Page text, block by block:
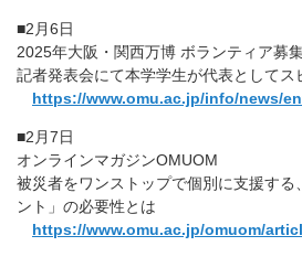
■2月6日
2025年大阪・関西万博 ボランティア募
記者発表会にて本学学生が代表としてス
https://www.omu.ac.jp/info/news/
■2月7日
オンラインマガジンOMUOM
被災者をワンストップで個別に支援する
ント」の必要性とは
https://www.omu.ac.jp/omuom/